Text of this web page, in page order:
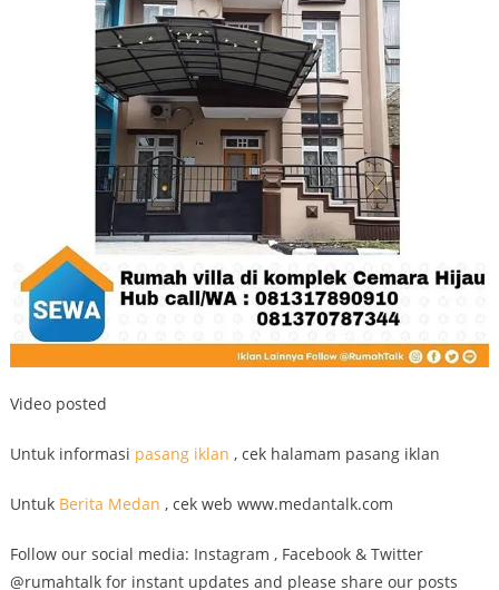
Video posted
Untuk informasi pasang iklan , cek halamam pasang iklan
Untuk Berita Medan , cek web www.medantalk.com
Follow our social media: Instagram , Facebook & Twitter
@rumahtalk for instant updates and please share our posts